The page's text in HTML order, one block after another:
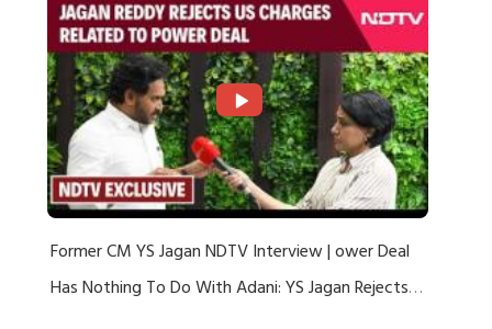
Former CM YS Jagan NDTV Interview | ower Deal
Has Nothing To Do With Adani: YS Jagan Rejects